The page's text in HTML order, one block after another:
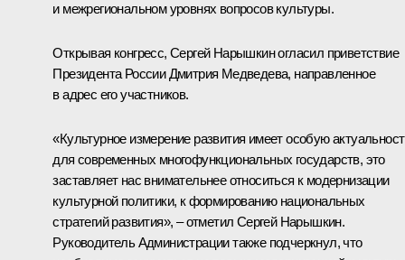
и межрегиональном уровнях вопросов культуры.
Открывая конгресс, Сергей Нарышкин огласил приветствие
Президента России Дмитрия Медведева, направленное
в адрес его участников.
«Культурное измерение развития имеет особую
для современных многофункциональных государств, это
заставляет нас внимательнее относиться к модернизации
культурной политики, к формированию национальных
стратегий развития», – отметил Сергей Нарышкин.
Руководитель Администрации также подчеркнул, что